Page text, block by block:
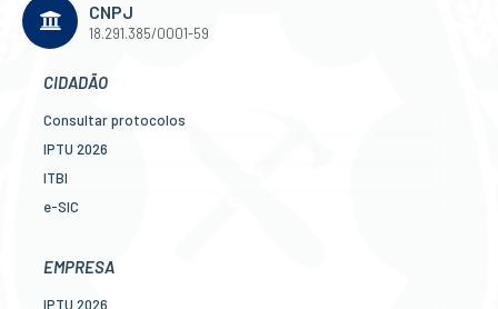
CNPJ
18.291.385/0001-59
CIDADÃO
Consultar protocolos
IPTU 2026
ITBI
e-SIC
Legislação
EMPRESA
IPTU 2026